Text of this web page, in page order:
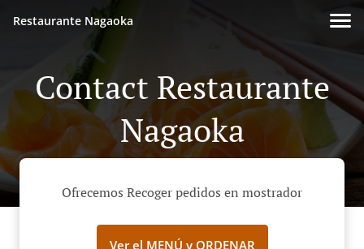
Restaurante Nagaoka
Contact Restaurante
Nagaoka
Ofrecemos Recoger pedidos en mostrador
Ver el MENÚ y ORDENAR